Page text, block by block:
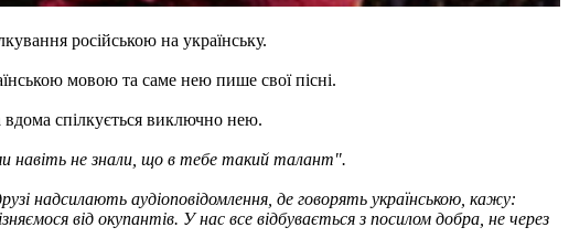
російською на українську.
мовою та саме нею пише свої пісні.
вдома спілкується виключно нею.
навіть не знали, що в тебе такий талант".
надсилають аудіоповідомлення, де говорять українською, кажу:
від окупантів. У нас все відбувається з посилом добра, не через